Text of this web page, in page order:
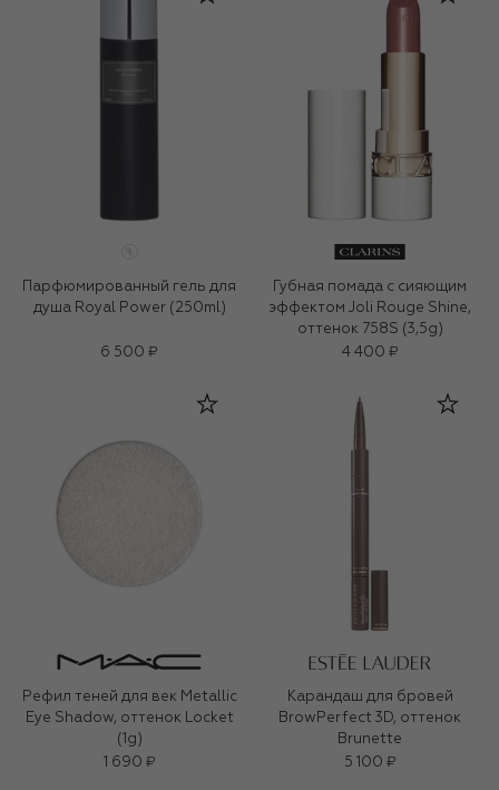
Парфюмированный гель для
душа Royal Power (250ml)
6 500 ₽
Губная помада с сияющим
эффектом Joli Rouge Shine,
оттенок 758S (3,5g)
4 400 ₽
Рефил теней для век Metallic
Eye Shadow, оттенок Locket
(1g)
1 690 ₽
Карандаш для бровей
BrowPerfect 3D, оттенок
Brunette
5 100 ₽